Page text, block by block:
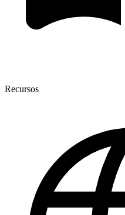
Recursos